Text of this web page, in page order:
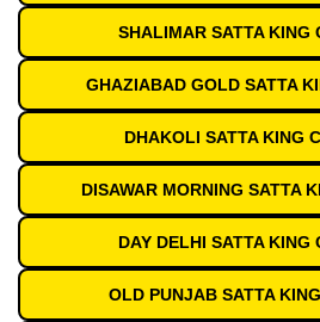
SHALIMAR SATTA KING
GHAZIABAD GOLD SATTA
DHAKOLI SATTA KING
DISAWAR MORNING SATTA
DAY DELHI SATTA KING
OLD PUNJAB SATTA